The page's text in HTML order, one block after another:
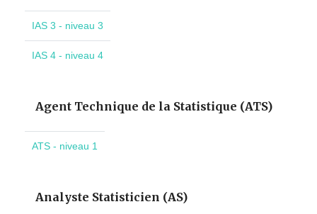
IAS 3 - niveau 3
IAS 4 - niveau 4
Agent Technique de la Statistique (ATS)
ATS - niveau 1
Analyste Statisticien (AS)